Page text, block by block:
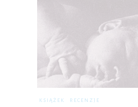
KSIĄŻEK RECENZJE